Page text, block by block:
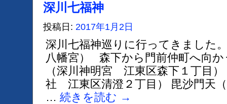
深川七福神
投稿日: 2017年1月2日
深川七福神巡りに行ってきました
八幡宮） 森下から門前仲町へ向
（深川神明宮 江東区森下１丁目
社 江東区清澄２丁目） 毘沙門天
… 続きを読む →